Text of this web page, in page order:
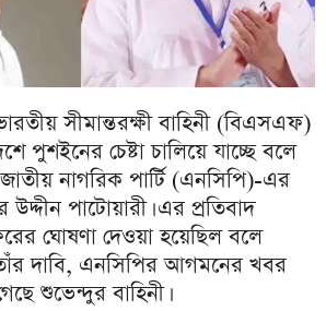
সীমান্তরক্ষী বাহিনী (বিএসএফ)
পুশইনের চেষ্টা চালিয়ে যাচ্ছে বলে
নাগরিক পার্টি (এনসিপি)-এর
পাটোয়ারী। এর প্রতিবাদ
ঘোষণা দেওয়া হয়েছিল বলে
দাবি, এনসিপির আগমনের খবর
শুভেন্দুর বাহিনী।